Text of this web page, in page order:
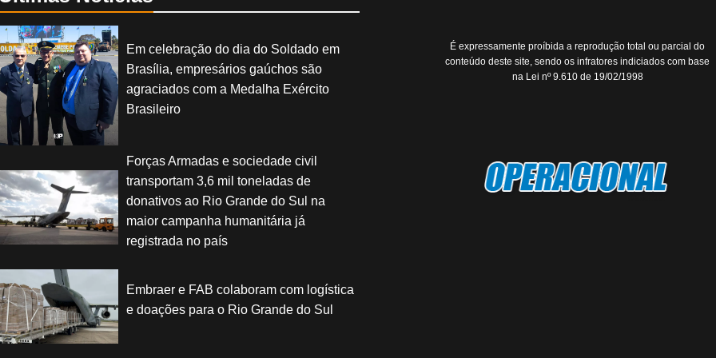
Em celebração do dia do Soldado em
Brasília, empresários gaúchos são
agraciados com a Medalha Exército
Brasileiro
Forças Armadas e sociedade civil
transportam 3,6 mil toneladas de
donativos ao Rio Grande do Sul na
maior campanha humanitária já
registrada no país
Embraer e FAB colaboram com logística
e doações para o Rio Grande do Sul
É expressamente proíbida a reprodução total ou parcial do
conteúdo deste site, sendo os infratores indiciados com base
na Lei nº 9.610 de 19/02/1998